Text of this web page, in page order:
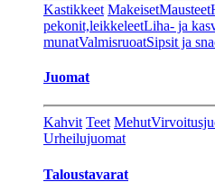
Kastikkeet MakeisetMausteet
pekonit,leikkeleetLiha- ja
munatValmisruoatSipsit ja
Juomat
Kahvit Teet Mehut
Urheilujuomat
Taloustavarat